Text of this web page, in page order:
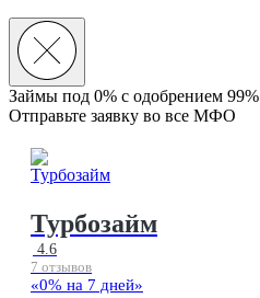
Займы под 0% с одобрением 99%
Отправьте заявку во все МФО
Турбозайм
4.6
7 отзывов
«0% на 7 дней»